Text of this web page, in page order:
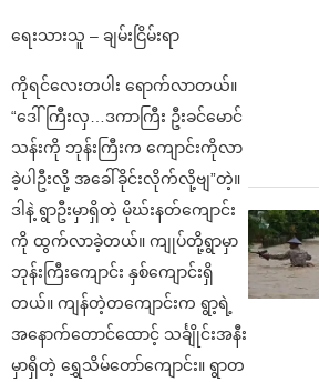
ရေးသားသူ – ချမ်းငြိမ်းရာ
ကိုရင်လေးတပါး ရောက်လာတယ်။
“ဒေါ်ကြီးလှ…ဒကာကြီး ဦးခင်မောင်
သန်းကို ဘုန်းကြီးက ကျောင်းကိုလာ
ခဲ့ပါဦးလို့ အခေါ်ခိုင်းလိုက်လို့ဗျ”တဲ့။
ဒါနဲ့ ရွာဦးမှာရှိတဲ့ မိုဃ်းနတ်ကျောင်း
ကို ထွက်လာခဲ့တယ်။ ကျုပ်တို့ရွာမှာ
ဘုန်းကြီးကျောင်း နှစ်ကျောင်းရှိ
တယ်။ ကျန်တဲ့တကျောင်းက ရွာ့ရဲ့
အနောက်တောင်ထောင့် သင်္ချိုင်းအနီး
မှာရှိတဲ့ ရွှေသိမ်တော်ကျောင်း။ ရွာတ